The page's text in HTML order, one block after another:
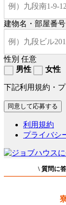
建物名・部屋番号
性別 任意
男性
女性
下記利用規約・
利用規約
プライバシ
\ 質問に答